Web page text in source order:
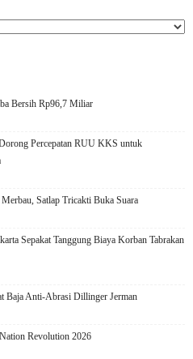
Bersih Rp96,7 Miliar
Percepatan RUU KKS untuk
Satlap Tricakti Buka Suara
Sepakat Tanggung Biaya Korban Tabrakan
Baja Anti-Abrasi Dillinger Jerman
Revolution 2026